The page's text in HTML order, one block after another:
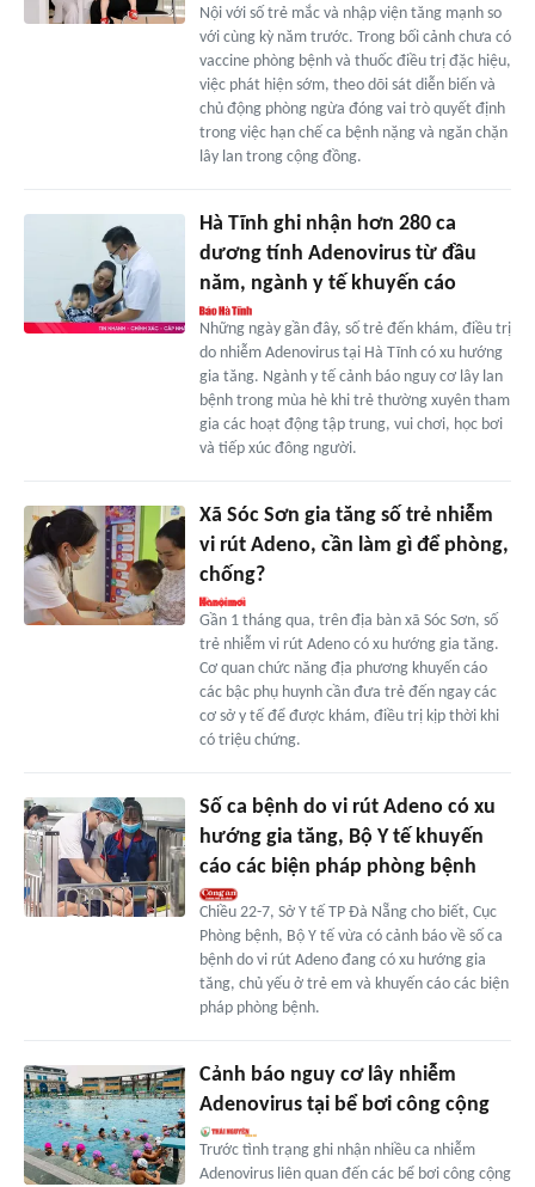
Nội với số trẻ mắc và nhập viện tăng mạnh so
với cùng kỳ năm trước. Trong bối cảnh chưa có
vaccine phòng bệnh và thuốc điều trị đặc hiệu,
việc phát hiện sớm, theo dõi sát diễn biến và
chủ động phòng ngừa đóng vai trò quyết định
trong việc hạn chế ca bệnh nặng và ngăn chặn
lây lan trong cộng đồng.
Hà Tĩnh ghi nhận hơn 280 ca
dương tính Adenovirus từ đầu
năm, ngành y tế khuyến cáo
Những ngày gần đây, số trẻ đến khám, điều trị
do nhiễm Adenovirus tại Hà Tĩnh có xu hướng
gia tăng. Ngành y tế cảnh báo nguy cơ lây lan
bệnh trong mùa hè khi trẻ thường xuyên tham
gia các hoạt động tập trung, vui chơi, học bơi
và tiếp xúc đông người.
Xã Sóc Sơn gia tăng số trẻ nhiễm
vi rút Adeno, cần làm gì để phòng,
chống?
Gần 1 tháng qua, trên địa bàn xã Sóc Sơn, số
trẻ nhiễm vi rút Adeno có xu hướng gia tăng.
Cơ quan chức năng địa phương khuyến cáo
các bậc phụ huynh cần đưa trẻ đến ngay các
cơ sở y tế để được khám, điều trị kịp thời khi
có triệu chứng.
Số ca bệnh do vi rút Adeno có xu
hướng gia tăng, Bộ Y tế khuyến
cáo các biện pháp phòng bệnh
Chiều 22-7, Sở Y tế TP Đà Nẵng cho biết, Cục
Phòng bệnh, Bộ Y tế vừa có cảnh báo về số ca
bệnh do vi rút Adeno đang có xu hướng gia
tăng, chủ yếu ở trẻ em và khuyến cáo các biện
pháp phòng bệnh.
Cảnh báo nguy cơ lây nhiễm
Adenovirus tại bể bơi công cộng
Trước tình trạng ghi nhận nhiều ca nhiễm
Adenovirus liên quan đến các bể bơi công cộng